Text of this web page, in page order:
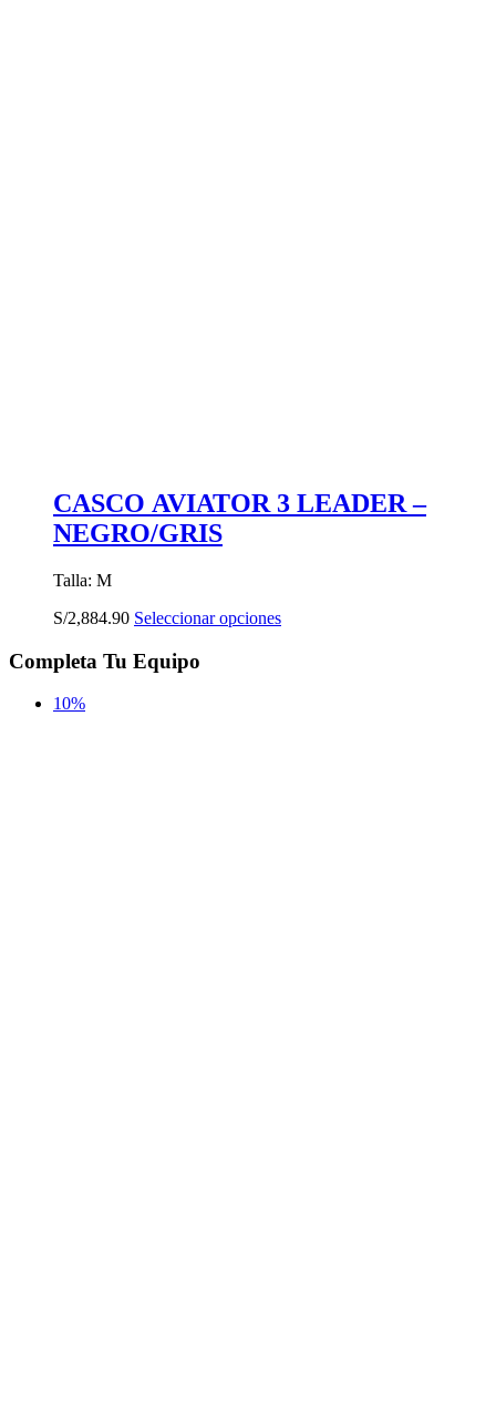
CASCO AVIATOR 3 LEADER –
NEGRO/GRIS
Talla: M
S/2,884.90 Seleccionar opcionesEste
Completa Tu Equipo
10%